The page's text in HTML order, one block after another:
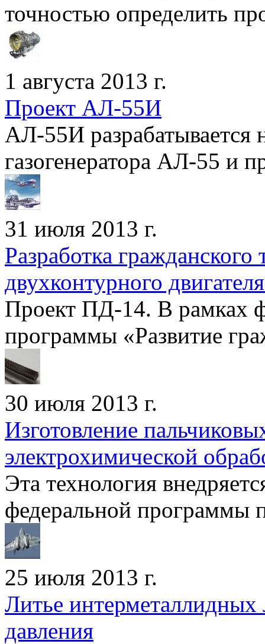
точностью определить
1 августа 2013 г.
Проект АЛ-55И
АЛ-55И разрабатывается
газогенератора АЛ-55 и
31 июля 2013 г.
Разработка гражданского
двухконтурного
Проект ПД-14. В рамках
программы «Развитие
30 июля 2013 г.
Изготовление
электрохимической
Эта технология
федеральной программы
25 июля 2013 г.
Литье интерметаллидных
давления